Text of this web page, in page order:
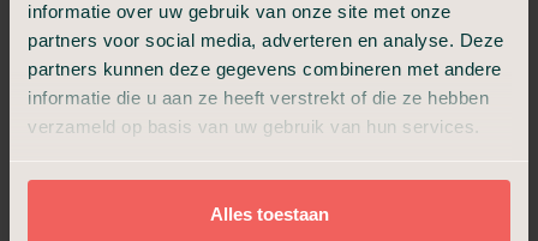
informatie over uw gebruik van onze site met onze
partners voor social media, adverteren en analyse. Deze
partners kunnen deze gegevens combineren met andere
informatie die u aan ze heeft verstrekt of die ze hebben
verzameld op basis van uw gebruik van hun services.
Alles toestaan
lia Wolters
Uitstekend
Alles keurig en met veel respect geregeld.
We zijn zeer tevreden met de hulp en bijstand
die we kregen en hebben een voldaan gevoel